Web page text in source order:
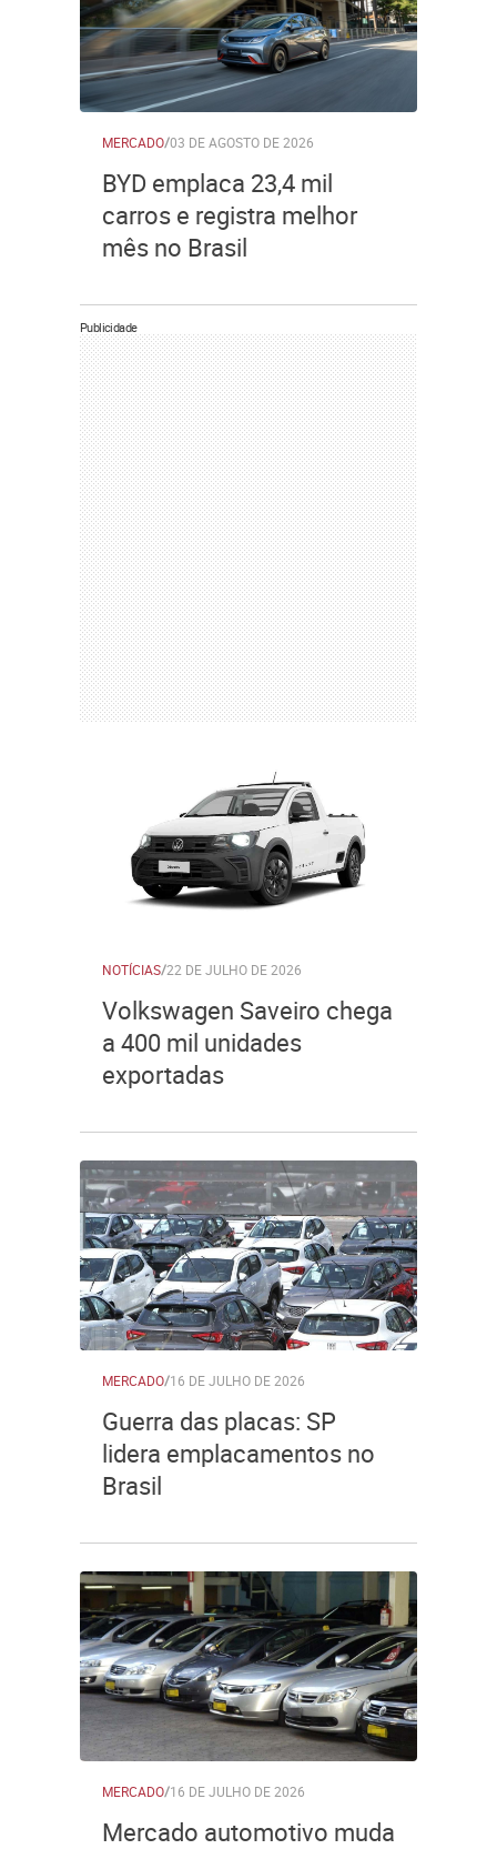
MERCADO/03 DE AGOSTO DE 2026
BYD emplaca 23,4 mil
carros e registra melhor
mês no Brasil
Publicidade
NOTÍCIAS/22 DE JULHO DE 2026
Volkswagen Saveiro chega
a 400 mil unidades
exportadas
MERCADO/16 DE JULHO DE 2026
Guerra das placas: SP
lidera emplacamentos no
Brasil
MERCADO/16 DE JULHO DE 2026
Mercado automotivo muda